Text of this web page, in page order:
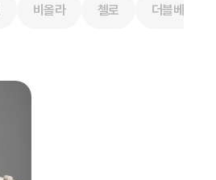
비올라 첼로 더블베이스